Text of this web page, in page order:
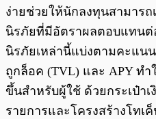
ง่ายช่วยให้นักลงทุนสามาร
นิรภัยที่มีอัตราผลตอบแทนต่
นิรภัยเหล่านี้แบ่งตามคะแน
ถูกล็อค (TVL) และ APY ทำ
ขึ้นสำหรับผู้ใช้ ด้วยกระเป๋าเ
รายการและโครงสร้างโทเ